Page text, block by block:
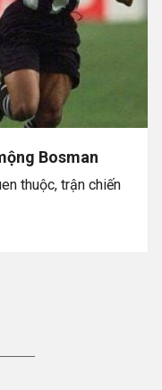
Bosman
thuộc, trận chiến